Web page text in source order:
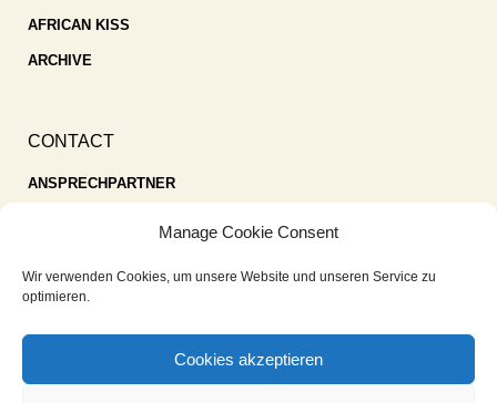
Manage Cookie Consent
Wir verwenden Cookies, um unsere Website und unseren Service zu
optimieren.
Cookies akzeptieren
AFRICAN KISS
ARCHIVE
CONTACT
ANSPRECHPARTNER
IMPRESSUM
COOKIE-RICHTLINIE (EU)